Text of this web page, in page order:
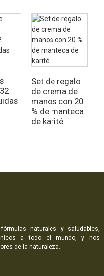
Set de regalo
de crema de
manos con 20
% de manteca
de karité.
naturales y saludables,
a todo el mundo, y nos
de la naturaleza.